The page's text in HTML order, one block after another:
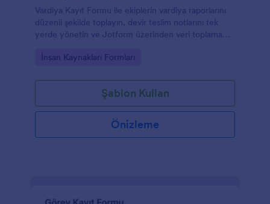
Vardiya Kayıt Formu ile ekiplerin vardiya raporlarını
düzenli şekilde toplayın, devir teslim notlarını tek
yerde yönetin ve Jotform üzerinden veri toplama
Go to Category:
İnsan Kaynakları Formları
Şablon Kullan
Önizleme